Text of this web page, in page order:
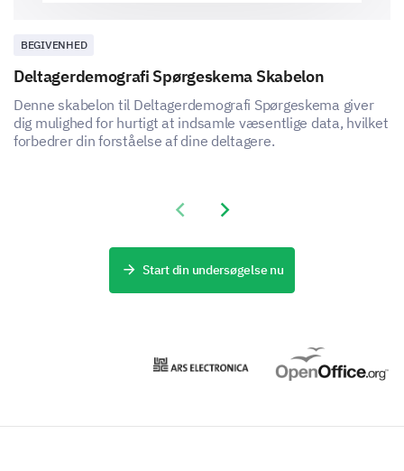
BEGIVENHED
Deltagerdemografi Spørgeskema Skabelon
Denne skabelon til Deltagerdemografi Spørgeskema giver
dig mulighed for hurtigt at indsamle væsentlige data, hvilket
forbedrer din forståelse af dine deltagere.
Previous slide
Next slide
Start din undersøgelse nu